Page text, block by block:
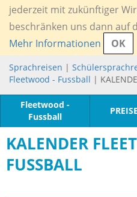
jederzeit mit zukünftiger
beschränken uns dann auf
Mehr Informationen
OK
Sprachreisen |
Fleetwood - Fussball |
Fleetwood -
Fussball
KALENDER
FUSSBALL